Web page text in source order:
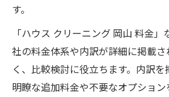
す。
「ハウス クリーニング 岡山 料金
社の料金体系や内訳が詳細に掲載
く、比較検討に役立ちます。内訳
明瞭な追加料金や不要なオプショ